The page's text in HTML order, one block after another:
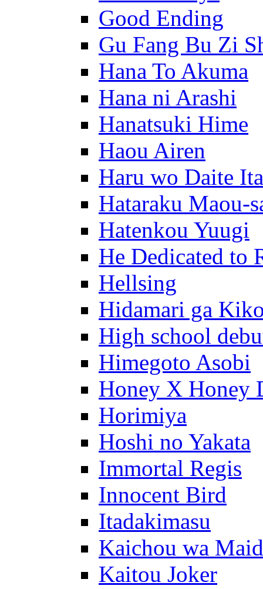
Good Ending
Gu Fang Bu Zi
Hana To Akuma
Hana ni Arashi
Hanatsuki Hime
Haou Airen
Haru wo Daite Ita
Hataraku Maou-
Hatenkou Yuugi
He Dedicated to
Hellsing
Hidamari ga
High school
Himegoto Asobi
Honey X Honey
Horimiya
Hoshi no Yakata
Immortal Regis
Innocent Bird
Itadakimasu
Kaichou wa
Kaitou Joker